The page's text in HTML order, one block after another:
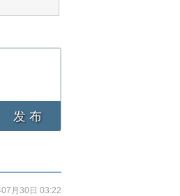
发 布
月30日 03:22